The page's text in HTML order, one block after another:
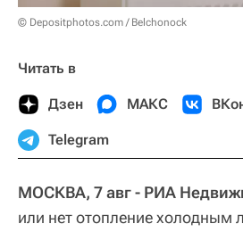
© Depositphotos.com / Belchonock
Читать в
Дзен МАКС
Telegram
МОСКВА, 7 авг - РИА
или нет отопление холодным